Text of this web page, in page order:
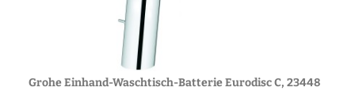
Grohe Einhand-Waschtisch-Batterie Eurodisc C, 23448